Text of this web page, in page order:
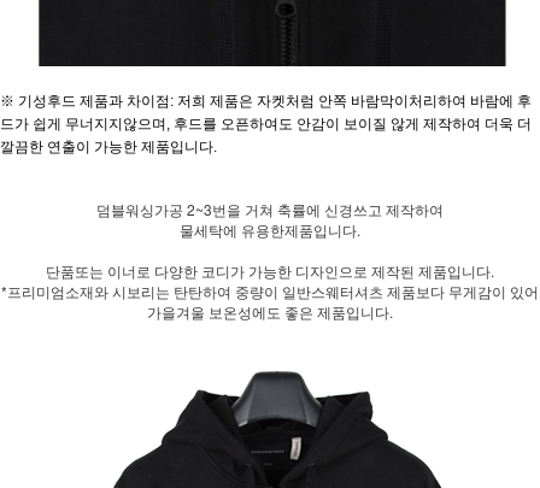
※ 기성후드 제품과 차이점: 저희 제품은 자켓처럼 안쪽 바람막이처리하여 바람에 후
드가 쉽게 무너지지않으며, 후드를 오픈하여도 안감이 보이질 않게 제작하여 더욱 더
깔끔한 연출이 가능한 제품입니다.
덤블워싱가공 2~3번을 거쳐 축률에 신경쓰고 제작하여
물세탁에 유용한제품입니다.
단품또는 이너로 다양한 코디가 가능한 디자인으로 제작된 제품입니다.
*프리미엄소재와 시보리는 탄탄하여 중량이 일반스웨터셔츠 제품보다 무게감이 있어
가을겨울 보온성에도 좋은 제품입니다.